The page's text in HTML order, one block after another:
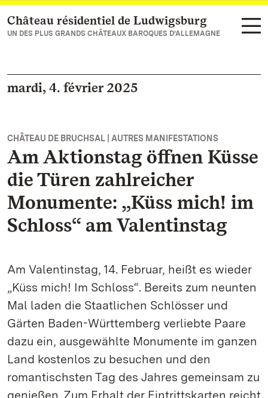
Vers la page d’accueil
Château résidentiel de Ludwigsburg
UN DES PLUS GRANDS CHÂTEAUX BAROQUES D’ALLEMAGNE
mardi, 4. février 2025
CHÂTEAU DE BRUCHSAL | AUTRES MANIFESTATIONS
Am Aktionstag öffnen Küsse
die Türen zahlreicher
Monumente: „Küss mich! im
Schloss“ am Valentinstag
Am Valentinstag, 14. Februar, heißt es wieder
„Küss mich! Im Schloss“. Bereits zum neunten
Mal laden die Staatlichen Schlösser und
Gärten Baden-Württemberg verliebte Paare
dazu ein, ausgewählte Monumente im ganzen
Land kostenlos zu besuchen und den
romantischsten Tag des Jahres gemeinsam zu
genießen. Zum Erhalt der Eintrittskarten reicht